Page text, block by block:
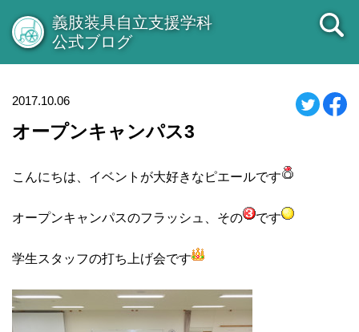
義肢装具自立支援学科
公式ブログ
2017.10.06
オープンキャンパス3
こんにちは、イベントが大好きなピエールです
オープンキャンパスのフラッシュ、その です
学生スタッフの打ち上げ会です